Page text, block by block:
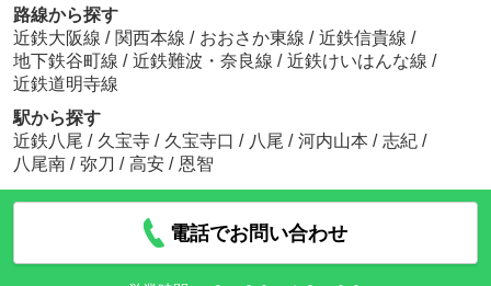
路線から探す
近鉄大阪線 / 関西本線 / おおさか東線 / 近鉄信貴線 /
地下鉄谷町線 / 近鉄難波・奈良線 / 近鉄けいはんな線 /
近鉄道明寺線
駅から探す
近鉄八尾 / 久宝寺 / 久宝寺口 / 八尾 / 河内山本 / 志紀 /
八尾南 / 弥刀 / 高安 / 恩智
電話でお問い合わせ